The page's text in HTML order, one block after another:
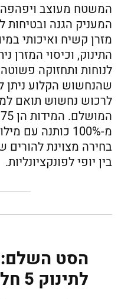
המשטח מעוצב
המעניק הגנה
מזרן קשיח ואיכותי
התינוק, וכיסוי המזרן
לנוחות ותחזוקה
שהנחשוש הקלוע ניתן
לרכוש נחשוש תואם
מ-100% כותנה
בחירה מצוינת
בין יופי לפונקציונליות.
הסט
לתינוק 5 חלקים Love&Care